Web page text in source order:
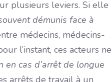
plusieurs leviers. Si elle
démunis face à
médecins, médecins-
l’instant, ces acteurs ne
cas d’arrêt de longue
arrêts de travail à un